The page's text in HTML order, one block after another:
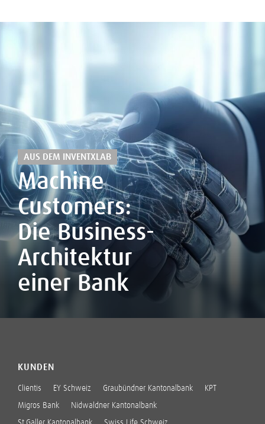
AUS DEM INVENTXLAB
Machine
Customers:
Die Business-
Architektur
einer Bank
KUNDEN
Clientis EY Schweiz Graubündner Kantonalbank KPT
Migros Bank Nidwaldner Kantonalbank